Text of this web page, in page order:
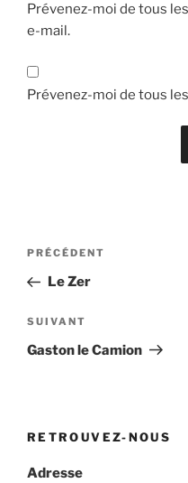
Prévenez-moi de tous
e-mail.
Prévenez-moi de tous
Navigation
l’article
Article
précédent
PRÉCÉDENT
Le Zer
Article
suivant
SUIVANT
Gaston le Camion
RETROUVEZ-NOUS
Adresse